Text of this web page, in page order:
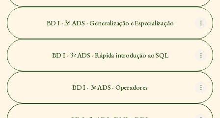
BD I - 3º ADS - Generalização e Especialização
BD I - 3º ADS - Rápida introdução ao SQL
BD I - 3º ADS - Operadores